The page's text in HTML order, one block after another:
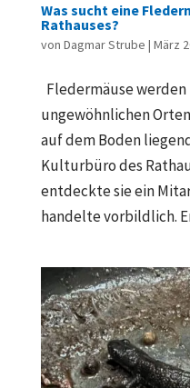
Was sucht eine
Rathauses?
von Dagmar Strube | März
Fledermäuse
ungewöhnlichen
auf dem Boden
Kulturbüro des
entdeckte sie ein
handelte vorbildlich.